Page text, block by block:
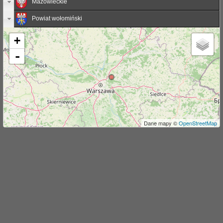
Powiat wołomiński
+
-
Dane mapy ©OpenStreetMap